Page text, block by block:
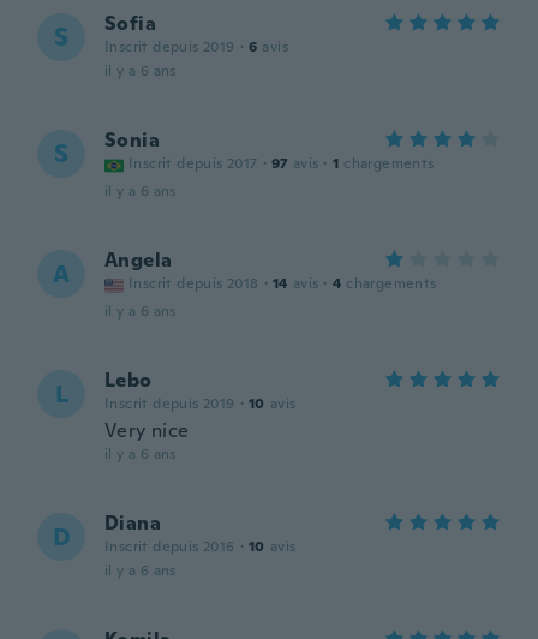
S Sofia
Inscrit depuis 2019 · 6 avis
il y a 6 ans
S Sonia
Inscrit depuis 2017 · 97 avis · 1 chargements
il y a 6 ans
A Angela
Inscrit depuis 2018 · 14 avis · 4 chargements
il y a 6 ans
L Lebo
Inscrit depuis 2019 · 10 avis
Very nice
il y a 6 ans
D Diana
Inscrit depuis 2016 · 10 avis
il y a 6 ans